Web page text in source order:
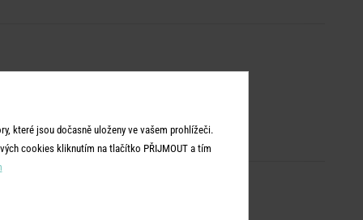
které jsou dočasně uloženy ve vašem prohlížeči.
cookies kliknutím na tlačítko PŘIJMOUT a tím